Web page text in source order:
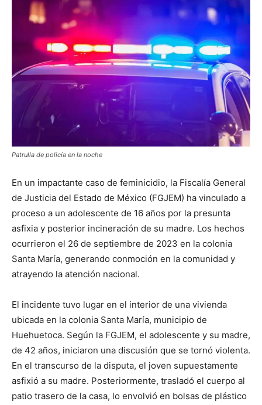
Patrulla de policía en la noche
En un impactante caso de feminicidio, la Fiscalía General
de Justicia del Estado de México (FGJEM) ha vinculado a
proceso a un adolescente de 16 años por la presunta
asfixia y posterior incineración de su madre. Los hechos
ocurrieron el 26 de septiembre de 2023 en la colonia
Santa María, generando conmoción en la comunidad y
atrayendo la atención nacional.
El incidente tuvo lugar en el interior de una vivienda
ubicada en la colonia Santa María, municipio de
Huehuetoca. Según la FGJEM, el adolescente y su madre,
de 42 años, iniciaron una discusión que se tornó violenta.
En el transcurso de la disputa, el joven supuestamente
asfixió a su madre. Posteriormente, trasladó el cuerpo al
patio trasero de la casa, lo envolvió en bolsas de plástico